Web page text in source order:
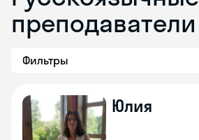
преподаватели
Фильтры
Юлия